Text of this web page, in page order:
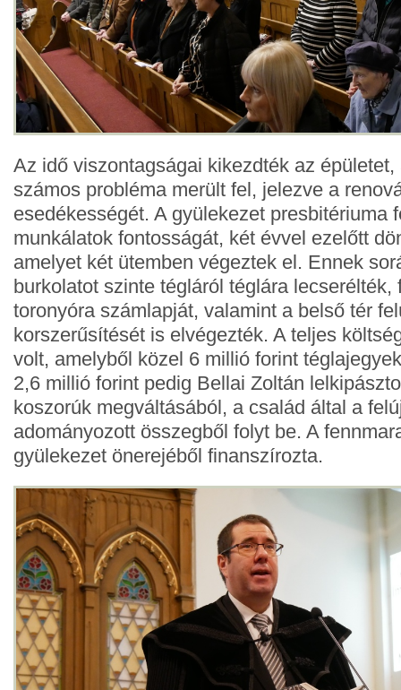
Az idő viszontagságai kikezdték az
számos probléma merült fel, jelezve a
esedékességét. A gyülekezet presbitériuma
munkálatok fontosságát, két évvel ezelőtt
amelyet két ütemben végeztek el. Ennek
burkolatot szinte tégláról téglára lecserélték,
toronyóra számlapját, valamint a belső tér
korszerűsítését is elvégezték. A teljes
volt, amelyből közel 6 millió forint
2,6 millió forint pedig Bellai Zoltán
koszorúk megváltásából, a család által a
adományozott összegből folyt be. A
gyülekezet önerejéből finanszírozta.